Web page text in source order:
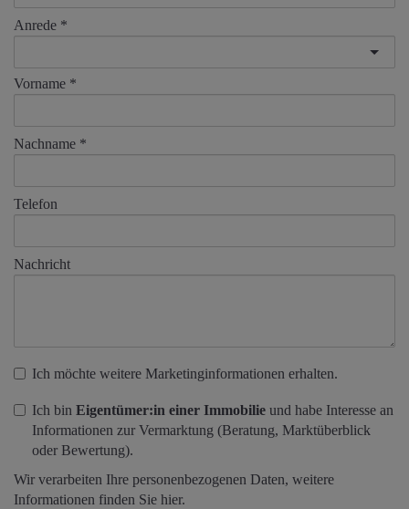
Anrede
Vorname
Nachname
Telefon
Nachricht
Ich möchte weitere Marketinginformationen erhalten.
Ich bin Eigentümer:in einer Immobilie und habe Interesse an
Informationen zur Vermarktung (Beratung, Marktüberblick
oder Bewertung).
Wir verarbeiten Ihre personenbezogenen Daten, weitere
Informationen finden Sie hier.